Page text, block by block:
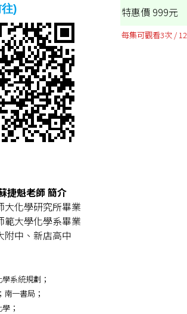
)
捷魁老師 簡介
大化學研究所畢業
範大學化學系畢業
附中、新店高中
系統規劃；
一書局；
；
特惠價 999元
每集可觀看3次 /